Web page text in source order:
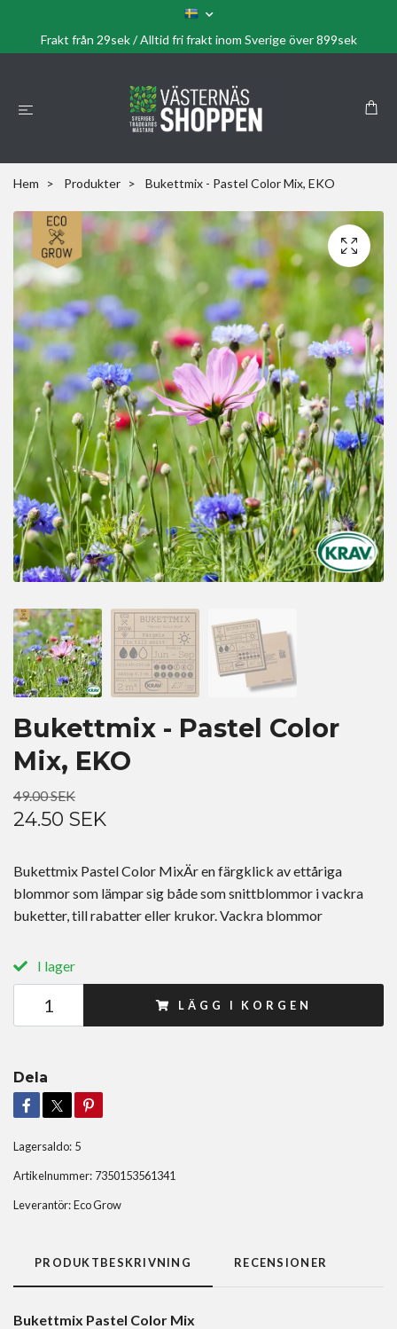
Frakt från 29sek / Alltid fri frakt inom Sverige över 899sek
Hem Produkter Bukettmix - Pastel Color Mix, EKO
Bukettmix - Pastel Color
Mix, EKO
49.00 SEK
24.50 SEK
Bukettmix Pastel Color MixÄr en färgklick av ettåriga
blommor som lämpar sig både som snittblommor i vackra
buketter, till rabatter eller krukor. Vackra blommor
I lager
LÄGG I KORGEN
Dela
Lagersaldo: 5
Artikelnummer: 7350153561341
Leverantör:Eco Grow
PRODUKTBESKRIVNING RECENSIONER
Bukettmix Pastel Color Mix